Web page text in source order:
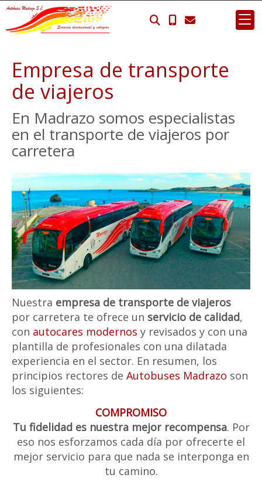
Empresa de transporte
de viajeros
En Madrazo somos especialistas
en el transporte de viajeros por
carretera
Nuestra empresa de transporte de viajeros
por carretera te ofrece un servicio de calidad,
con autocares modernos y revisados y con una
plantilla de profesionales con una dilatada
experiencia en el sector. En resumen, los
principios rectores de Autobuses Madrazo son
los siguientes:
COMPROMISO
Tu fidelidad es nuestra mejor recompensa. Por
eso nos esforzamos cada día por ofrecerte el
mejor servicio para que nada se interponga en
tu camino.